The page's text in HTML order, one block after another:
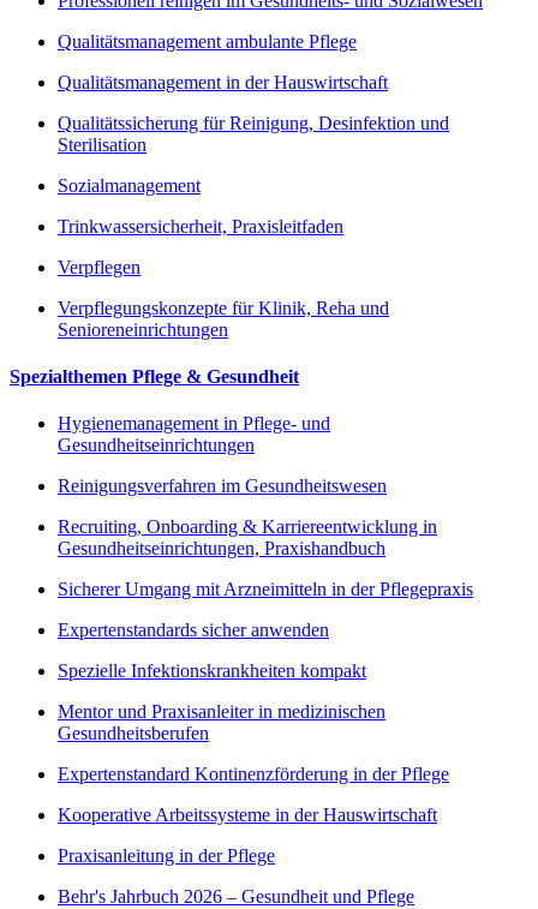
Qualitätsmanagement ambulante Pflege
Qualitätsmanagement in der Hauswirtschaft
Qualitätssicherung für Reinigung, Desinfektion und
Sterilisation
Sozialmanagement
Trinkwassersicherheit, Praxisleitfaden
Verpflegen
Verpflegungskonzepte für Klinik, Reha und
Senioreneinrichtungen
Spezialthemen Pflege & Gesundheit
Hygienemanagement in Pflege- und
Gesundheitseinrichtungen
Reinigungsverfahren im Gesundheitswesen
Recruiting, Onboarding & Karriereentwicklung in
Gesundheitseinrichtungen, Praxishandbuch
Sicherer Umgang mit Arzneimitteln in der Pflegepraxis
Expertenstandards sicher anwenden
Spezielle Infektionskrankheiten kompakt
Mentor und Praxisanleiter in medizinischen
Gesundheitsberufen
Expertenstandard Kontinenzförderung in der Pflege
Kooperative Arbeitssysteme in der Hauswirtschaft
Praxisanleitung in der Pflege
Behr's Jahrbuch 2026 – Gesundheit und Pflege